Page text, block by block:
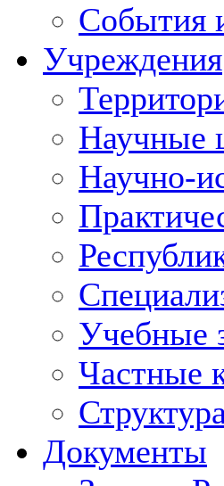
События
Учреждения
Научные
Научно-
Учебные
Частные
Документы